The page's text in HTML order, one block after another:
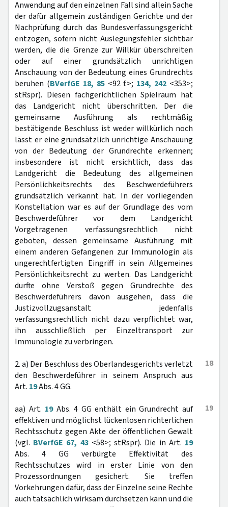
Anwendung auf den einzelnen Fall sind allein Sache
der dafür allgemein zuständigen Gerichte und der
Nachprüfung durch das Bundesverfassungsgericht
entzogen, sofern nicht Auslegungsfehler sichtbar
werden, die die Grenze zur Willkür überschreiten
oder auf einer grundsätzlich unrichtigen
Anschauung von der Bedeutung eines Grundrechts
beruhen (BVerfGE 18, 85<92 f.>; 134, 242 <353>;
stRspr). Diesen fachgerichtlichen Spielraum hat
das Landgericht nicht überschritten. Der die
gemeinsame Ausführung als rechtmäßig
bestätigende Beschluss ist weder willkürlich noch
lässt er eine grundsätzlich unrichtige Anschauung
von der Bedeutung der Grundrechte erkennen;
insbesondere ist nicht ersichtlich, dass das
Landgericht die Bedeutung des allgemeinen
Persönlichkeitsrechts des Beschwerdeführers
grundsätzlich verkannt hat. In der vorliegenden
Konstellation war es auf der Grundlage des vom
Beschwerdeführer vor dem Landgericht
Vorgetragenen verfassungsrechtlich nicht
geboten, dessen gemeinsame Ausführung mit
einem anderen Gefangenen zur Immunologin als
ungerechtfertigten Eingriff in sein Allgemeines
Persönlichkeitsrecht zu werten. Das Landgericht
durfte ohne Verstoß gegen Grundrechte des
Beschwerdeführers davon ausgehen, dass die
Justizvollzugsanstalt jedenfalls
verfassungsrechtlich nicht dazu verpflichtet war,
ihn ausschließlich per Einzeltransport zur
Immunologie zu verbringen.
18
2. a) Der Beschluss des Oberlandesgerichts verletzt
den Beschwerdeführer in seinem Anspruch aus
Art. 19Abs. 4 GG.
19
aa) Art. 19Abs. 4 GG enthält ein Grundrecht auf
effektiven und möglichst lückenlosen richterlichen
Rechtsschutz gegen Akte der öffentlichen Gewalt
(vgl. BVerfGE 67, 43<58>; stRspr). Die in Art. 19
Abs. 4 GG verbürgte Effektivität des
Rechtsschutzes wird in erster Linie von den
Prozessordnungen gesichert. Sie treffen
Vorkehrungen dafür, dass der Einzelne seine Rechte
auch tatsächlich wirksam durchsetzen kann und die